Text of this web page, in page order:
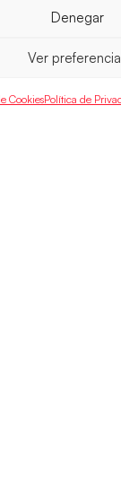
Denegar
Ver
CookiesPolítica de
Todos los
Desarrollado